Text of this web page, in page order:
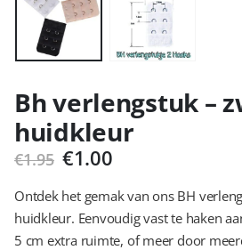
Bh verlengstuk –
huidkleur
€1.95 Oorspronkelijke
was:
€1.95.
€1.00Huidige
is:
€1.00.
Ontdek het gemak van ons BH
huidkleur. Eenvoudig vast te haken
5 cm extra ruimte, of meer door